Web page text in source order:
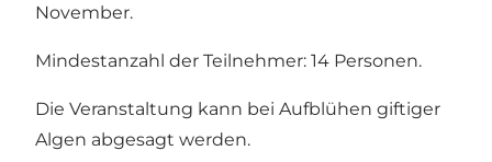
November.
Mindestanzahl der Teilnehmer: 14 Personen.
Die Veranstaltung kann bei Aufblühen giftiger
Algen abgesagt werden.